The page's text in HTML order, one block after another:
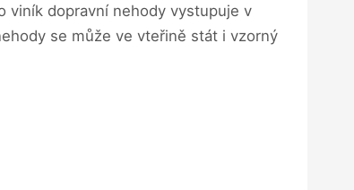
viník dopravní nehody vystupuje v
se může ve vteřině stát i vzorný